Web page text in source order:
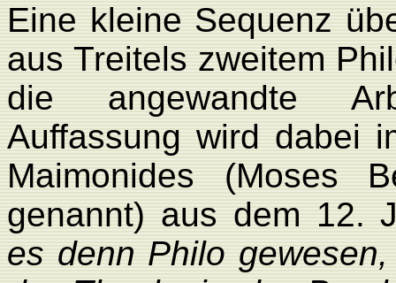
Eine kleine Sequenz
aus Treitels zweitem
die angewandte
Auffassung wird dabei
Maimonides (Moses
genannt) aus dem 12.
es denn Philo